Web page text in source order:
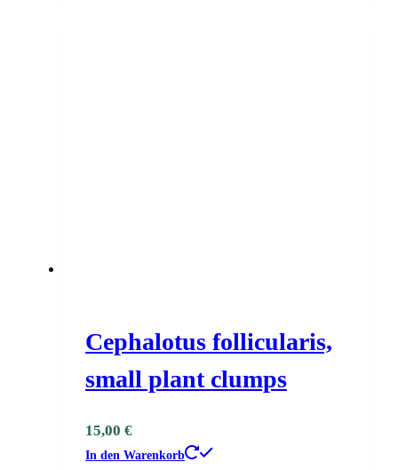
Cephalotus follicularis,
small plant clumps
15,00 €
In den Warenkorb